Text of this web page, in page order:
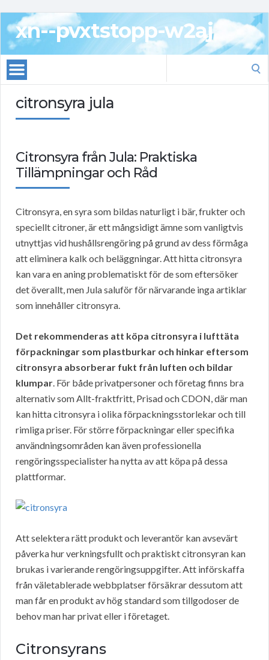
xn--pvxtstopp-w2aj
citronsyra jula
Citronsyra från Jula: Praktiska
Tillämpningar och Råd
Citronsyra, en syra som bildas naturligt i bär, frukter och
speciellt citroner, är ett mångsidigt ämne som vanligtvis
utnyttjas vid hushållsrengöring på grund av dess förmåga
att eliminera kalk och beläggningar. Att hitta citronsyra
kan vara en aning problematiskt för de som eftersöker
det överallt, men Jula saluför för närvarande inga artiklar
som innehåller citronsyra.
Det rekommenderas att köpa citronsyra i lufttäta
förpackningar som plastburkar och hinkar eftersom
citronsyra absorberar fukt från luften och bildar
klumpar. För både privatpersoner och företag finns bra
alternativ som Allt-fraktfritt, Prisad och CDON, där man
kan hitta citronsyra i olika förpackningsstorlekar och till
rimliga priser. För större förpackningar eller specifika
användningsområden kan även professionella
rengöringsspecialister ha nytta av att köpa på dessa
plattformar.
Att selektera rätt produkt och leverantör kan avsevärt
påverka hur verkningsfullt och praktiskt citronsyran kan
brukas i varierande rengöringsuppgifter. Att införskaffa
från väletablerade webbplatser försäkrar dessutom att
man får en produkt av hög standard som tillgodoser de
behov man har privat eller i företaget.
Citronsyrans